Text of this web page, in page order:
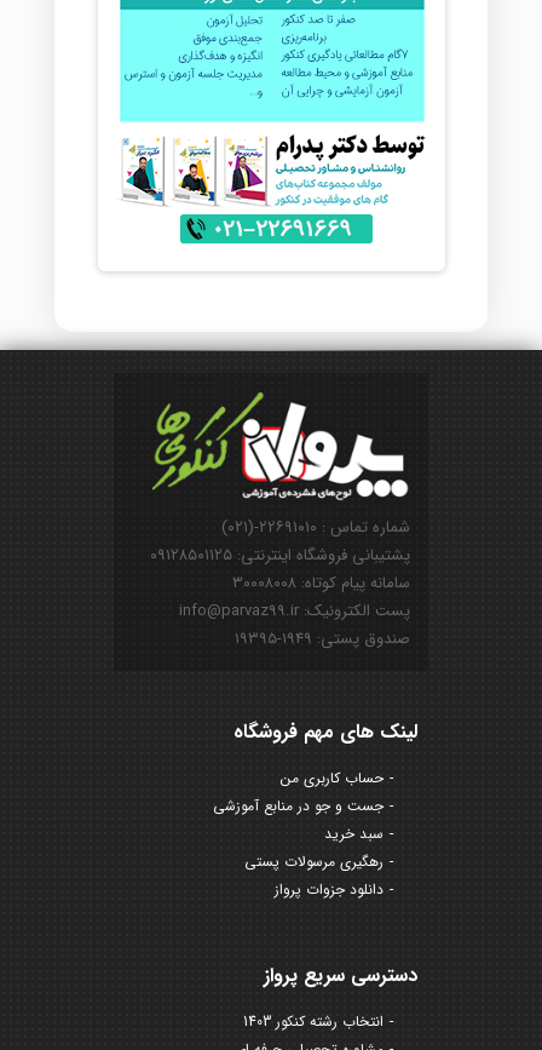
شماره تماس : ۲۲۶۹۱۰۱۰-(۰۲۱)
پشتیبانی فروشگاه اینترنتی: ۰۹۱۲۸۵۰۱۱۲۵
سامانه پیام کوتاه: ۳۰۰۰۸۰۰۸
پست الکترونیک: info@parvaz99.ir
صندوق پستی: ۱۹۴۹-۱۹۳۹۵
لینک های مهم فروشگاه
حساب کاربری من
جست و جو در منابع آموزشی
سبد خرید
رهگیری مرسولات پستی
دانلود جزوات پرواز
دسترسی سریع پرواز
انتخاب رشته کنکور 1403